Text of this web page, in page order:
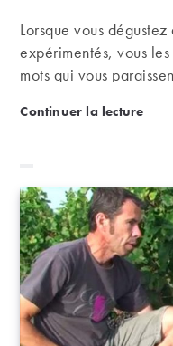
Lorsque vous
expérimentés, vous
mots qui vous
clés pour décrypter
Continuer la lecture